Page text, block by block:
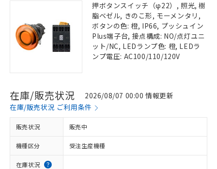
押ボタンスイッチ（φ22）, 照光, 樹
脂ベゼル, きのこ形, モーメンタリ,
ボタンの色: 橙, IP66, プッシュイン
Plus端子台, 接点構成: NO/点灯ユニ
ット/NC, LEDランプ色: 橙, LEDラ
ンプ電圧: AC100/110/120V
在庫/販売状況
2026/08/07 00:00 情報更新
在庫/販売状況 ご利用条件
販売状況 販売中
機種区分 受注生産機種
在庫状況